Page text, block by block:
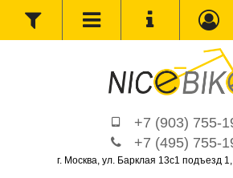
+7 (903) 755-
+7 (495) 755-
г. Москва, ул. Барклая 13с1 подъезд